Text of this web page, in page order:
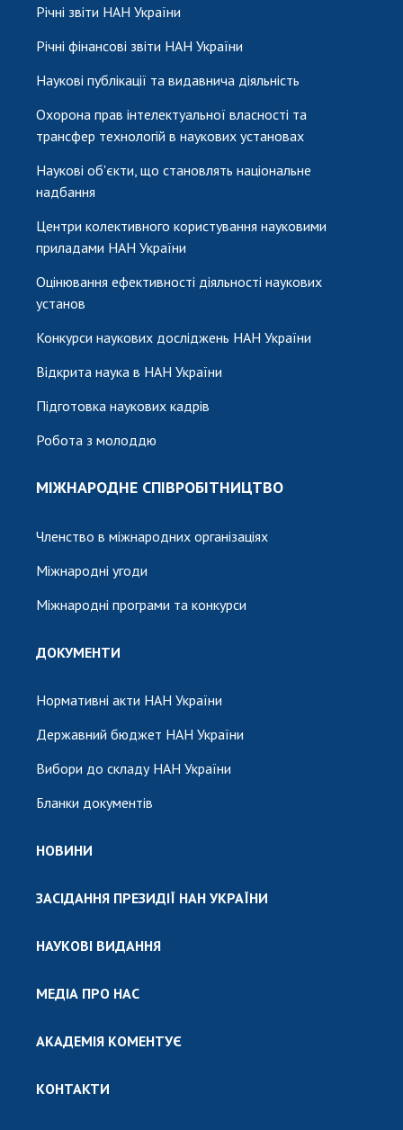
Річні звіти НАН України
Річні фінансові звіти НАН України
Наукові публікації та видавнича діяльність
Охорона прав інтелектуальної власності та
трансфер технологій в наукових установах
Наукові об'єкти, що становлять національне
надбання
Центри колективного користування науковими
приладами НАН України
Оцінювання ефективності діяльності наукових
установ
Конкурси наукових досліджень НАН України
Відкрита наука в НАН України
Підготовка наукових кадрів
Робота з молоддю
МІЖНАРОДНЕ СПІВРОБІТНИЦТВО
Членство в міжнародних організаціях
Міжнародні угоди
Міжнародні програми та конкурси
ДОКУМЕНТИ
Нормативні акти НАН України
Державний бюджет НАН України
Вибори до складу НАН України
Бланки документів
НОВИНИ
ЗАСІДАННЯ ПРЕЗИДІЇ НАН УКРАЇНИ
НАУКОВІ ВИДАННЯ
МЕДІА ПРО НАС
АКАДЕМІЯ КОМЕНТУЄ
КОНТАКТИ